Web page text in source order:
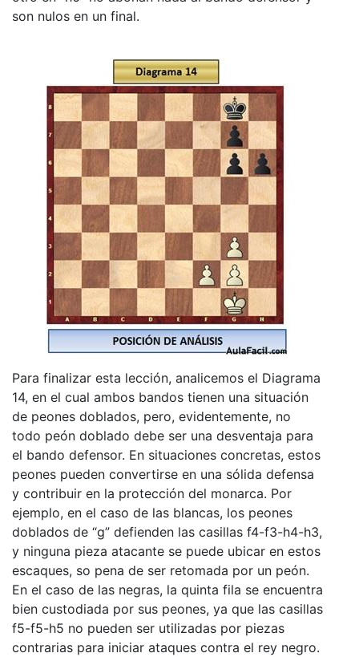
son nulos en un final.
Para finalizar esta lección, analicemos el Diagrama
14, en el cual ambos bandos tienen una situación
de peones doblados, pero, evidentemente, no
todo peón doblado debe ser una desventaja para
el bando defensor. En situaciones concretas, estos
peones pueden convertirse en una sólida defensa
y contribuir en la protección del monarca. Por
ejemplo, en el caso de las blancas, los peones
doblados de “g” defienden las casillas f4-f3-h4-h3,
y ninguna pieza atacante se puede ubicar en estos
escaques, so pena de ser retomada por un peón.
En el caso de las negras, la quinta fila se encuentra
bien custodiada por sus peones, ya que las casillas
f5-f5-h5 no pueden ser utilizadas por piezas
contrarias para iniciar ataques contra el rey negro.